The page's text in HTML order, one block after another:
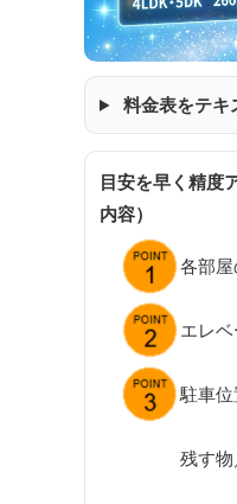
料金表をテキ
目安を早く精度
内容）
各部
エレ
駐車位
残す